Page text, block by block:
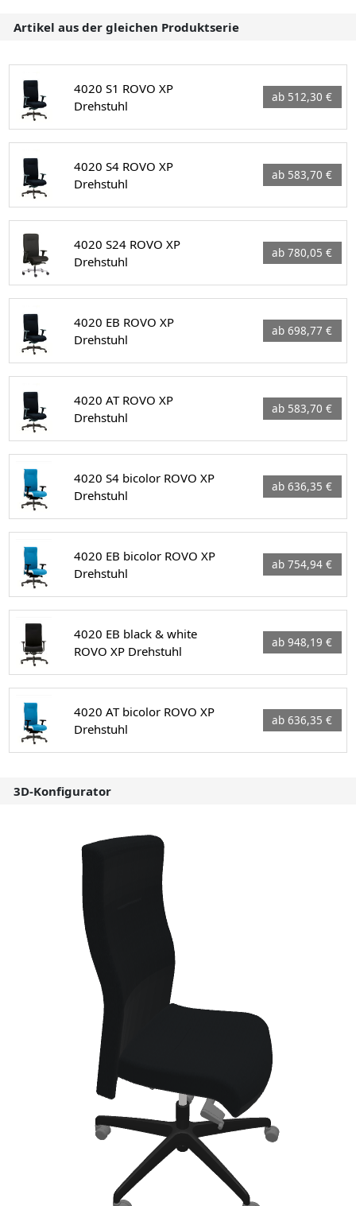
Artikel aus der gleichen Produktserie
4020 S1 ROVO XP
Drehstuhl
ab 512,30 €
4020 S4 ROVO XP
Drehstuhl
ab 583,70 €
4020 S24 ROVO XP
Drehstuhl
ab 780,05 €
4020 EB ROVO XP
Drehstuhl
ab 698,77 €
4020 AT ROVO XP
Drehstuhl
ab 583,70 €
4020 S4 bicolor ROVO XP
Drehstuhl
ab 636,35 €
4020 EB bicolor ROVO XP
Drehstuhl
ab 754,94 €
4020 EB black & white
ROVO XP Drehstuhl
ab 948,19 €
4020 AT bicolor ROVO XP
Drehstuhl
ab 636,35 €
3D-Konfigurator